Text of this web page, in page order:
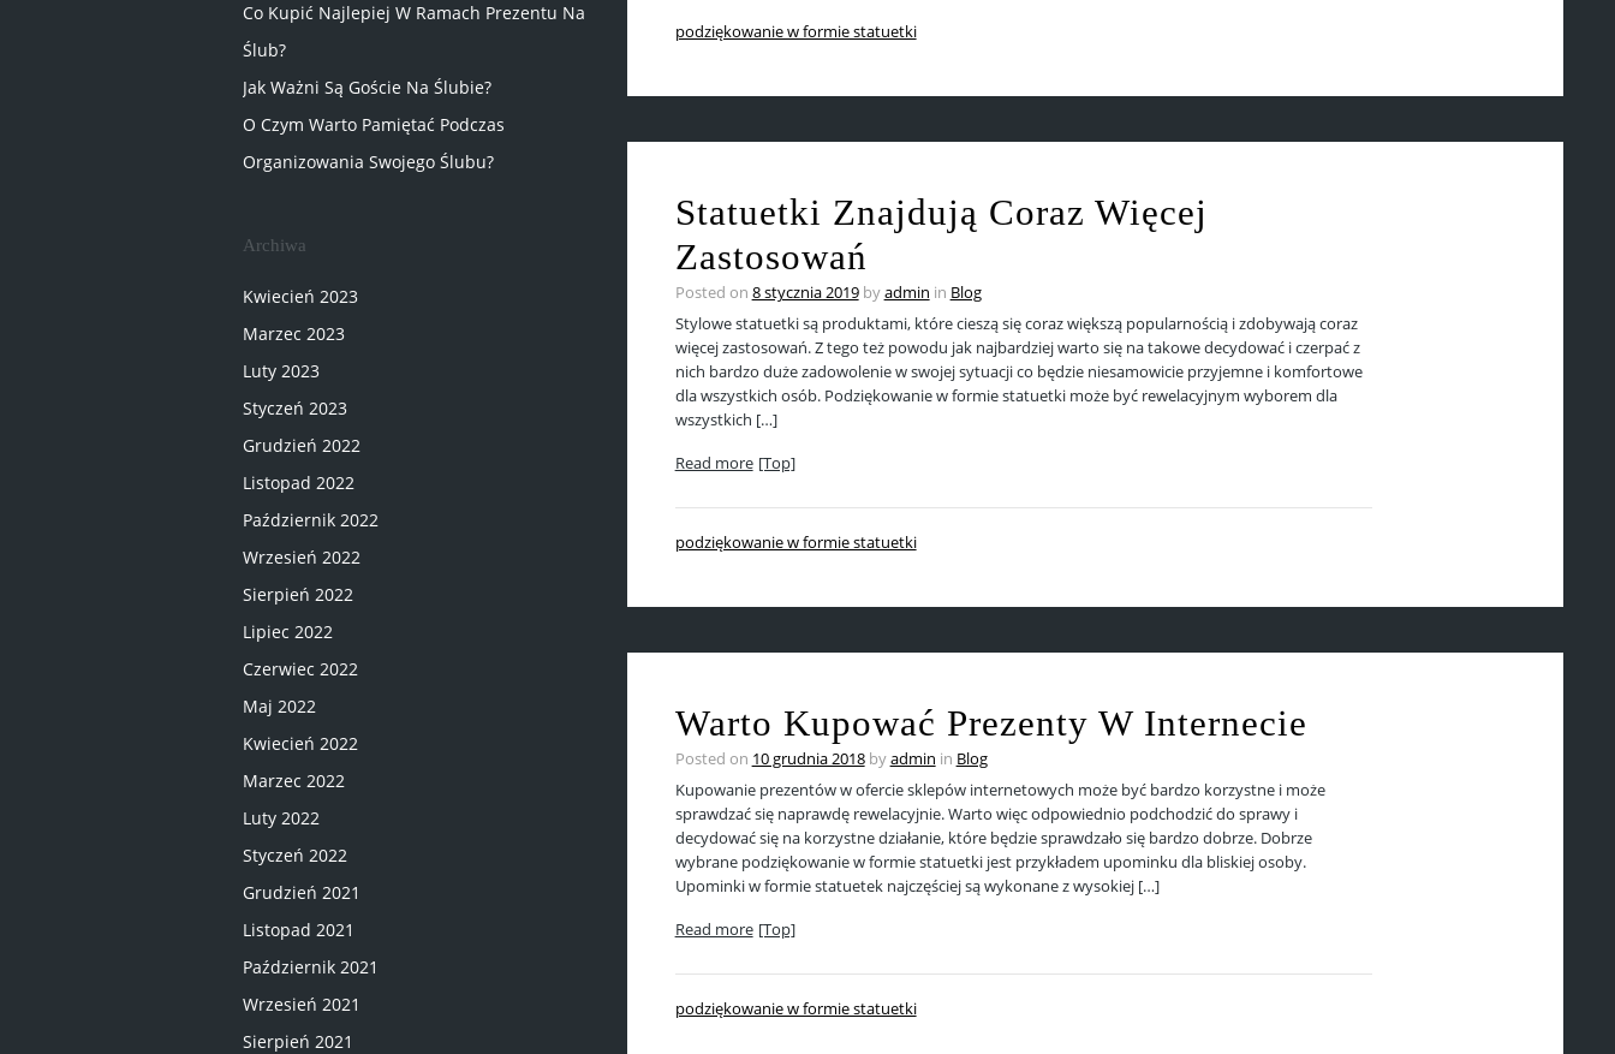
Co Kupić Najlepiej W Ramach Prezentu Na
Ślub?
Jak Ważni Są Goście Na Ślubie?
O Czym Warto Pamiętać Podczas
Organizowania Swojego Ślubu?
Archiwa
Kwiecień 2023
Marzec 2023
Luty 2023
Styczeń 2023
Grudzień 2022
Listopad 2022
Październik 2022
Wrzesień 2022
Sierpień 2022
Lipiec 2022
Czerwiec 2022
Maj 2022
Kwiecień 2022
Marzec 2022
Luty 2022
Styczeń 2022
Grudzień 2021
Listopad 2021
Październik 2021
Wrzesień 2021
Sierpień 2021
podziękowanie w formie statuetki
Statuetki Znajdują Coraz Więcej
Zastosowań
Posted on 8 stycznia 2019byadmin in Blog
Stylowe statuetki są produktami, które cieszą się coraz większą popularnością i zdobywają coraz
więcej zastosowań. Z tego też powodu jak najbardziej warto się na takowe decydować i czerpać z
nich bardzo duże zadowolenie w swojej sytuacji co będzie niesamowicie przyjemne i komfortowe
dla wszystkich osób. Podziękowanie w formie statuetki może być rewelacyjnym wyborem dla
wszystkich […]
Read more [Top]
podziękowanie w formie statuetki
Warto Kupować Prezenty W Internecie
Posted on 10 grudnia 2018byadmin in Blog
Kupowanie prezentów w ofercie sklepów internetowych może być bardzo korzystne i może
sprawdzać się naprawdę rewelacyjnie. Warto więc odpowiednio podchodzić do sprawy i
decydować się na korzystne działanie, które będzie sprawdzało się bardzo dobrze. Dobrze
wybrane podziękowanie w formie statuetki jest przykładem upominku dla bliskiej osoby.
Upominki w formie statuetek najczęściej są wykonane z wysokiej […]
Read more [Top]
podziękowanie w formie statuetki